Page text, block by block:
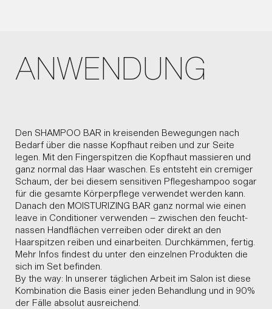
ANWENDUNG
Den SHAMPOO BAR in kreisenden Bewegungen nach
Bedarf über die nasse Kopfhaut reiben und zur Seite
legen. Mit den Fingerspitzen die Kopfhaut massieren und
ganz normal das Haar waschen. Es entsteht ein cremiger
Schaum, der bei diesem sensitiven Pflegeshampoo sogar
für die gesamte Körperpflege verwendet werden kann.
Danach den MOISTURIZING BAR ganz normal wie einen
leave in Conditioner verwenden – zwischen den feucht-
nassen Handflächen verreiben oder direkt an den
Haarspitzen reiben und einarbeiten. Durchkämmen, fertig.
Mehr Infos findest du unter den einzelnen Produkten die
sich im Set befinden.
By the way: In unserer täglichen Arbeit im Salon ist diese
Kombination die Basis einer jeden Behandlung und in 90%
der Fälle absolut ausreichend.